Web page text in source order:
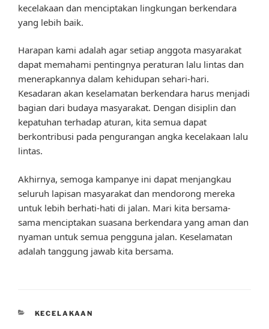
kecelakaan dan menciptakan lingkungan berkendara
yang lebih baik.
Harapan kami adalah agar setiap anggota masyarakat
dapat memahami pentingnya peraturan lalu lintas dan
menerapkannya dalam kehidupan sehari-hari.
Kesadaran akan keselamatan berkendara harus menjadi
bagian dari budaya masyarakat. Dengan disiplin dan
kepatuhan terhadap aturan, kita semua dapat
berkontribusi pada pengurangan angka kecelakaan lalu
lintas.
Akhirnya, semoga kampanye ini dapat menjangkau
seluruh lapisan masyarakat dan mendorong mereka
untuk lebih berhati-hati di jalan. Mari kita bersama-
sama menciptakan suasana berkendara yang aman dan
nyaman untuk semua pengguna jalan. Keselamatan
adalah tanggung jawab kita bersama.
CATEGORIES
KECELAKAAN